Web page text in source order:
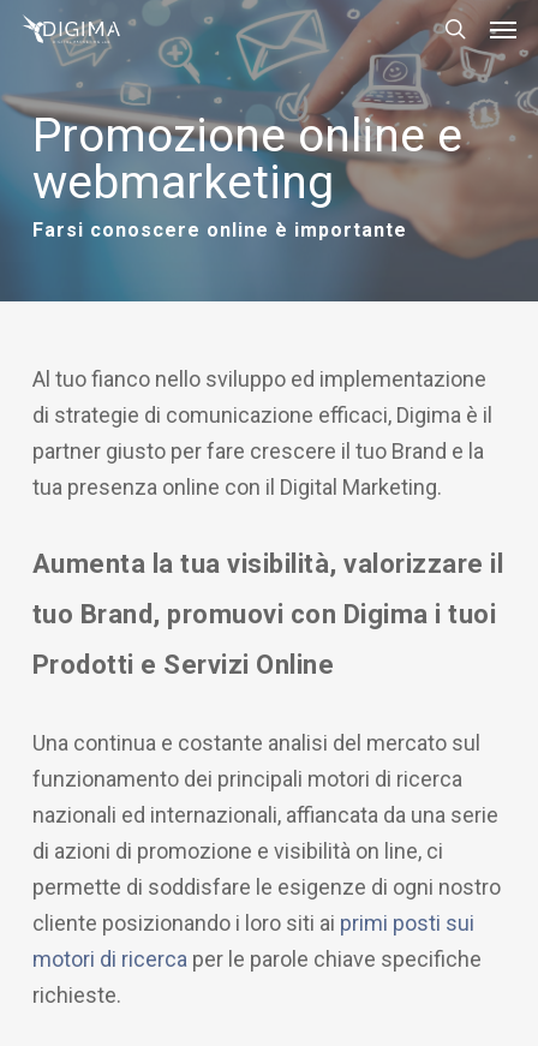
Skip
content
search
Promozione online e
webmarketing
Farsi conoscere online è importante
Al tuo fianco nello sviluppo ed implementazione
di strategie di comunicazione efficaci, Digima è il
partner giusto per fare crescere il tuo Brand e la
tua presenza online con il Digital Marketing.
Aumenta la tua visibilità, valorizzare il
tuo Brand, promuovi con Digima i tuoi
Prodotti e Servizi Online
Una continua e costante analisi del mercato sul
funzionamento dei principali motori di ricerca
nazionali ed internazionali, affiancata da una serie
di azioni di promozione e visibilità on line, ci
permette di soddisfare le esigenze di ogni nostro
cliente posizionando i loro siti ai primi posti sui
motori di ricerca per le parole chiave specifiche
richieste.
Menu